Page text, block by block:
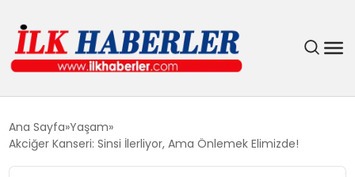
Ana Sayfa Yaşam
Akciğer Kanseri: Sinsi İlerliyor, Ama Önlemek Elimizde!